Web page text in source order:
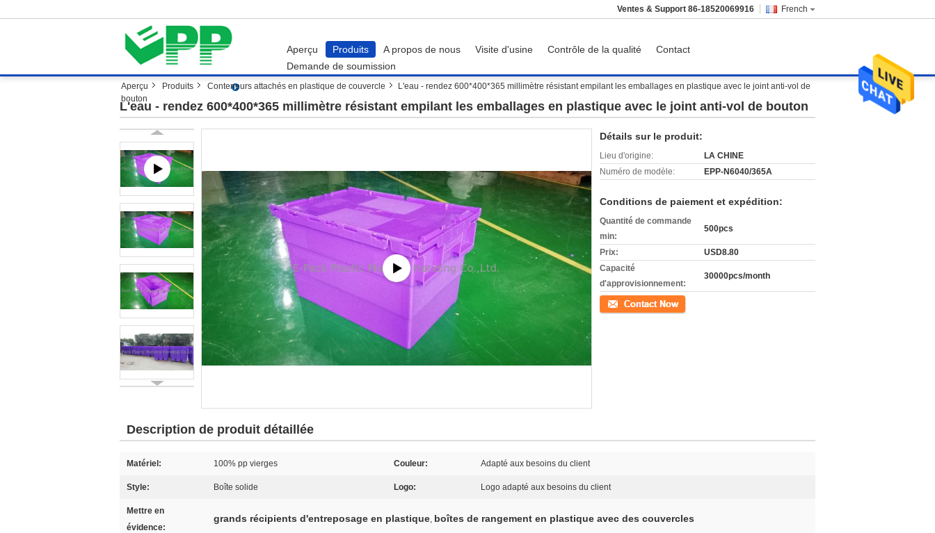
French
Ventes & Support 86-18520069916
Aperçu Produits A propos de nous Visite d'usine Contrôle de la qualité
Contact
Demande de soumission
Aperçu Produits Conteneurs attachés en plastique de couvercle
L'eau - rendez 600*400*365 millimètre résistant empilant les emballages en plastique avec le joint anti-vol de
bouton
L'eau - rendez 600*400*365 millimètre résistant empilant les emballages en plastique avec le joint anti-vol de bouton
Détails sur le produit:
Lieu d'origine:
LA CHINE
Numéro de modèle:
EPP-N6040/365A
Conditions de paiement et expédition:
Quantité de commande
min:
500pcs
Prix:
USD8.80
Capacité
d'approvisionnement:
30000pcs/month
Contact
Description de produit détaillée
Matériel: 100% pp vierges Couleur: Adapté aux besoins du client
Style: Boîte solide Logo: Logo adapté aux besoins du client
Mettre en
évidence:
grands récipients d'entreposage en plastique, boîtes de rangement en plastique avec des couvercles